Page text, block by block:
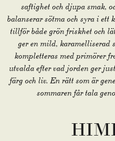
saftighet och djupa smak,
balanserar sötma och syra i ett
tillför både grön friskhet och
ger en mild, karamelliserad
kompletteras med primörer
utvalda efter vad jorden ger
färg och liv. En rätt som är
sommaren får tala